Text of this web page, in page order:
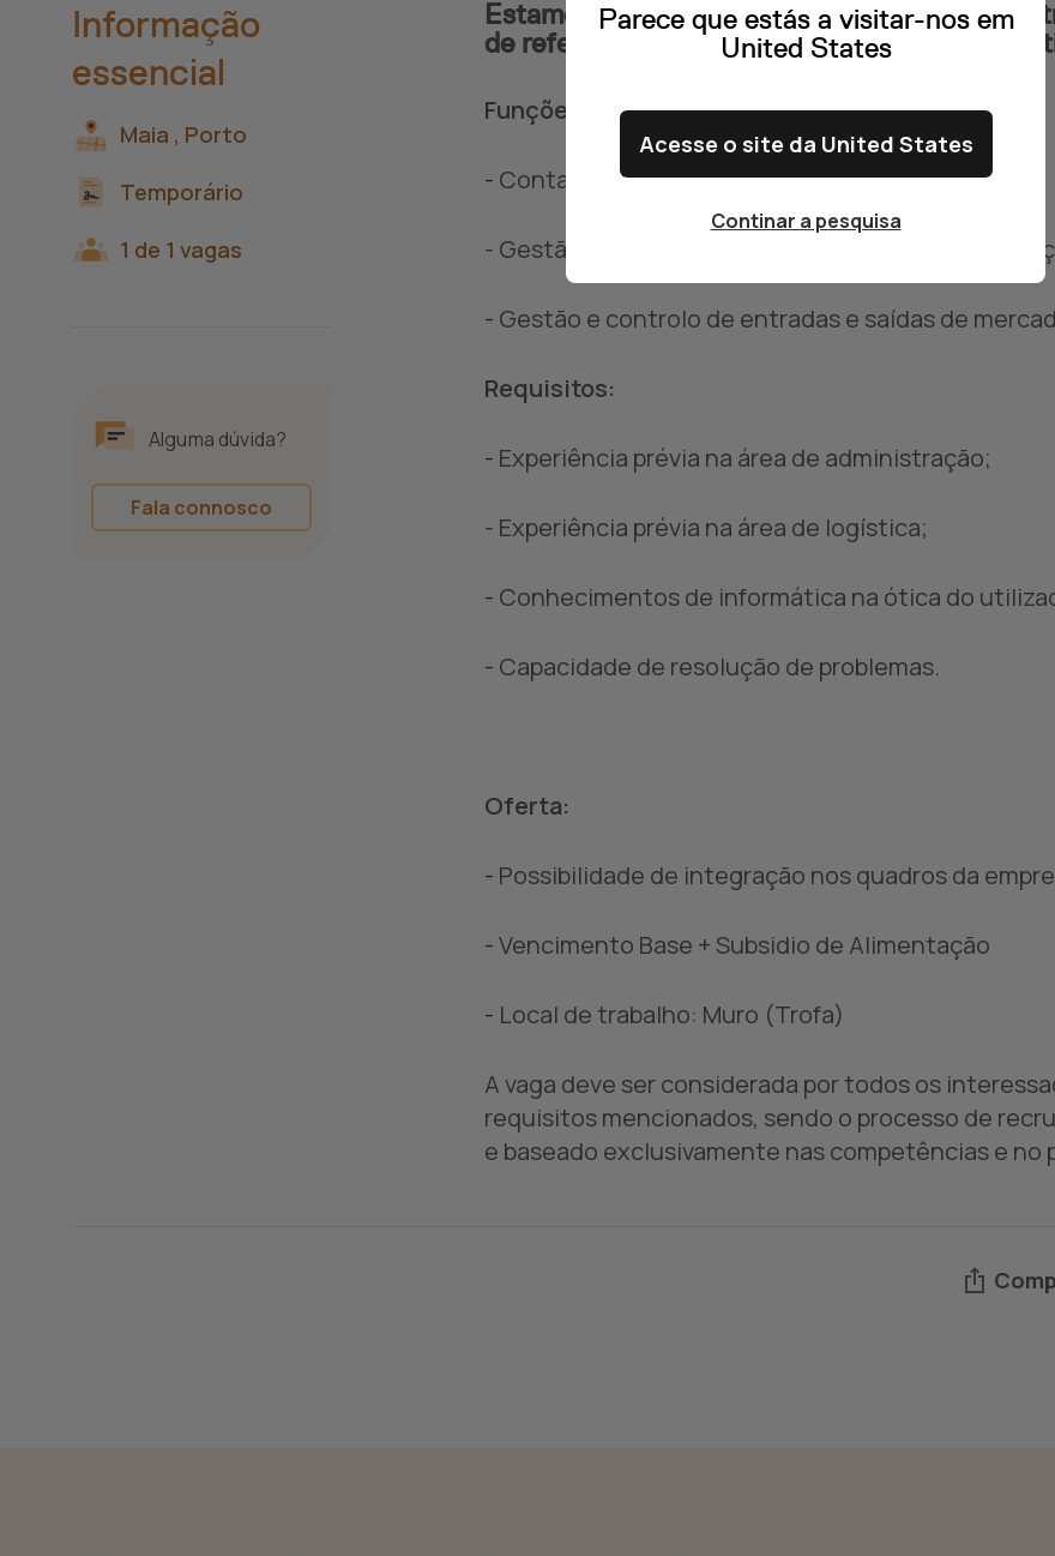
Estamos a recrutar para a função de
de referência no setor de Transportes e
Funções:
- Contacto direto com a operação;
- Gestão de incidências e documentação da
- Gestão e controlo de entradas e saídas de
Requisitos:
- Experiência prévia na área de administração;
- Experiência prévia na área de logística;
- Conhecimentos de informática na ótica do
- Capacidade de resolução de problemas.
Oferta:
- Possibilidade de integração nos quadros da
- Vencimento Base + Subsidio de Alimentação
- Local de trabalho: Muro (Trofa)
A vaga deve ser considerada por todos os
requisitos mencionados, sendo o processo de
e baseado exclusivamente nas competências e no
Informação
essencial
Maia , Porto
Temporário
1 de 1 vagas
Alguma dúvida?
Fala connosco
Parece que estás a visitar-nos em
United States
Acesse o site da United States
Continar a pesquisa